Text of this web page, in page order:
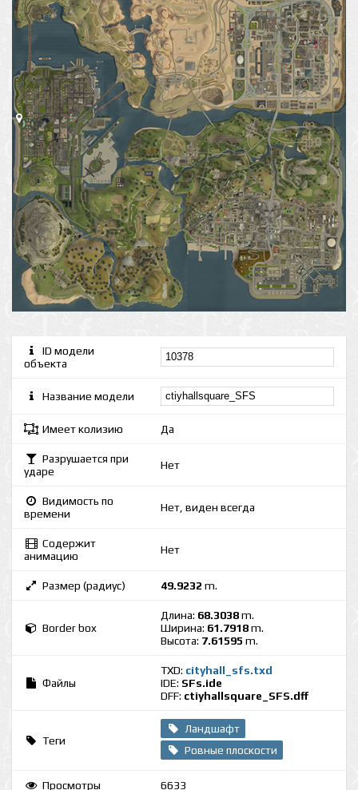
ID модели
объекта
Название модели
Имеет колизию Да
Разрушается при
ударе
Нет
Видимость по
времени
Нет, виден всегда
Содержит
анимацию
Нет
Размер (радиус) 49.9232 m.
Border box
Длина: 68.3038m.
Ширина: 61.7918m.
Высота: 7.61595 m.
Файлы
TXD: cityhall_sfs.txd
IDE: SFs.ide
DFF: ctiyhallsquare_SFS.dff
Теги
Ландшафт
Ровные плоскости
Просмотры 6633